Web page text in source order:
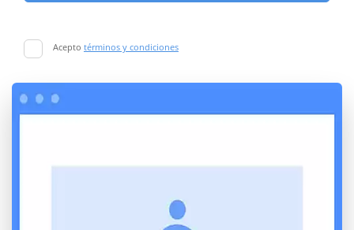
Acepto términos y condiciones